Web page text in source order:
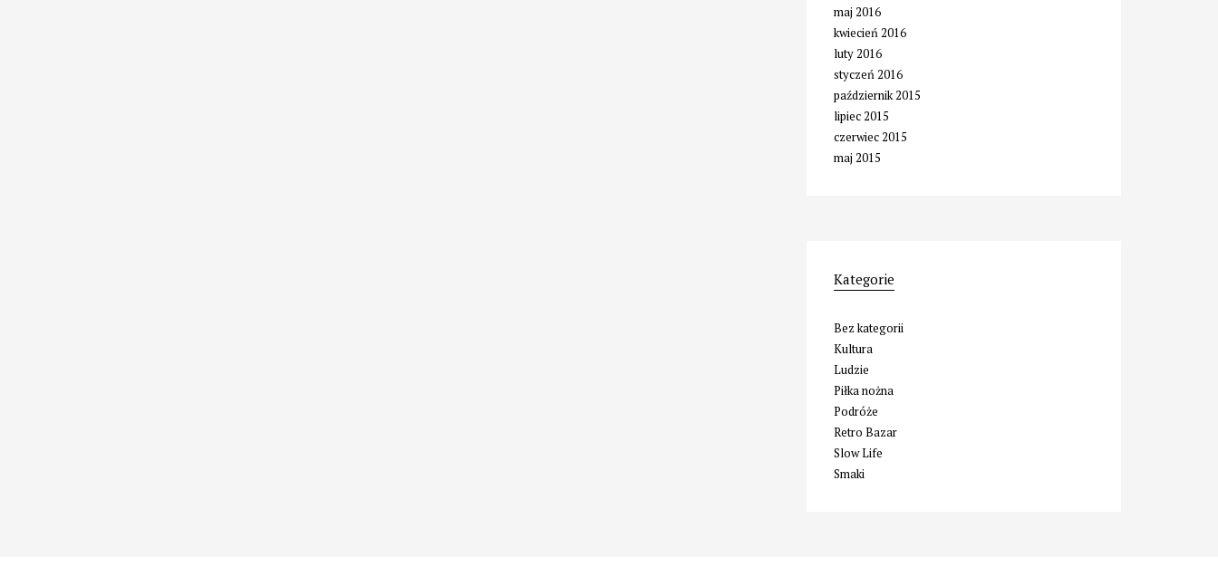
maj 2016
kwiecień 2016
luty 2016
styczeń 2016
październik 2015
lipiec 2015
czerwiec 2015
maj 2015
Kategorie
Bez kategorii
Kultura
Ludzie
Piłka nożna
Podróże
Retro Bazar
Slow Life
Smaki